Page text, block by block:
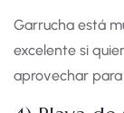
Garrucha está
excelente si
aprovechar